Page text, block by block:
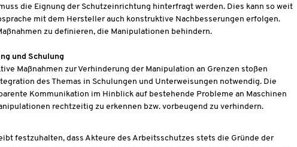
die Eignung der Schutzeinrichtung hinterfragt werden. Dies kann so weit
mit dem Hersteller auch konstruktive Nachbesserungen erfolgen.
zu definieren, die Manipulationen behindern.
und Schulung
Maßnahmen zur Verhinderung der Manipulation an Grenzen stoßen
des Themas in Schulungen und Unterweisungen notwendig. Die
Kommunikation im Hinblick auf bestehende Probleme an Maschinen
rechtzeitig zu erkennen bzw. vorbeugend zu verhindern.
festzuhalten, dass Akteure des Arbeitsschutzes stets die Gründe der